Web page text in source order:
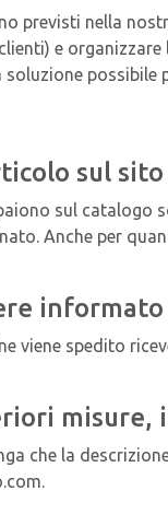
previsti nella
e organizzare
soluzione
sul
sul catalogo
Anche per
viene spedito
che la